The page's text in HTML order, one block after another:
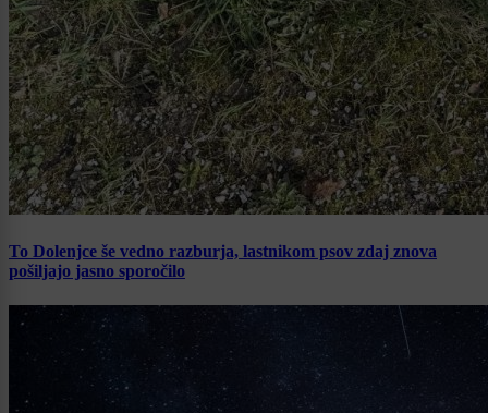
To Dolenjce še vedno razburja, lastnikom psov zdaj znova
pošiljajo jasno sporočilo